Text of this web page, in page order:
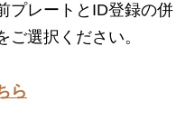
プレートとID登録の併
選択ください。
ら